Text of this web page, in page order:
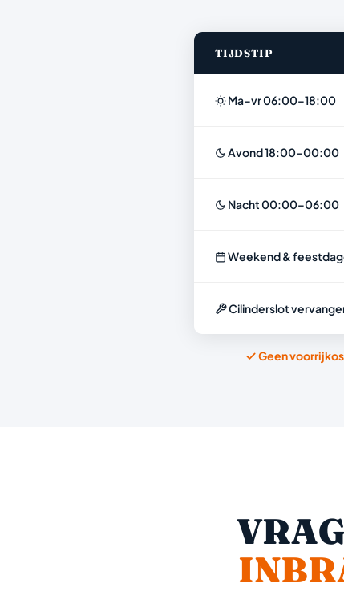
TIJDSTIP
Ma–vr 06:00–18:00
Avond 18:00–00:00
Nacht 00:00–06:00
Weekend &
Cilinderslot
Geen